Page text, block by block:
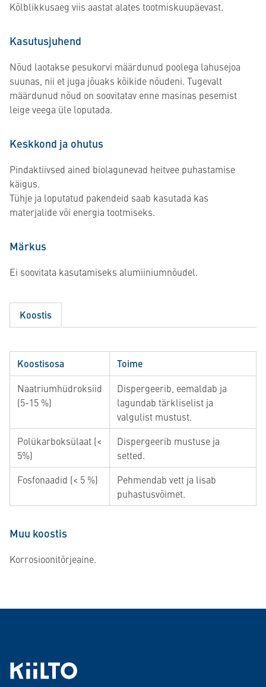
Kõlblikkusaeg viis aastat alates tootmiskuupäevast.
Kasutusjuhend
Nõud laotakse pesukorvi määrdunud poolega lahusejoa
suunas, nii et juga jõuaks kõikide nõudeni. Tugevalt
määrdunud nõud on soovitatav enne masinas pesemist
leige veega üle loputada.
Keskkond ja ohutus
Pindaktiivsed ained biolagunevad heitvee puhastamise
käigus.
Tühje ja loputatud pakendeid saab kasutada kas
materjalide või energia tootmiseks.
Märkus
Ei soovitata kasutamiseks alumiiniumnõudel.
Koostis
Koostisosa Toime
Naatriumhüdroksiid
(5-15 %)
Dispergeerib, eemaldab ja
lagundab tärkliselist ja
valgulist mustust.
Polükarboksülaat (<
5%)
Dispergeerib mustuse ja
setted.
Fosfonaadid (< 5 %)
Pehmendab vett ja lisab
puhastusvõimet.
Muu koostis
Korrosioonitõrjeaine.